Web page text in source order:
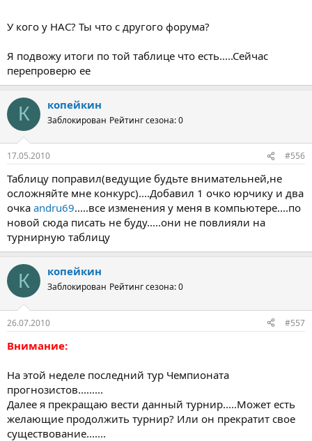
У кого у НАС? Ты что с другого форума?
Я подвожу итоги по той таблице что есть.....Сейчас
перепроверю ее
К копейкин
Заблокирован Рейтинг сезона: 0
17.05.2010 #556
Таблицу поправил(ведущие будьте внимательней,не
осложняйте мне конкурс)....Добавил 1 очко юрчику и два
очка andru69.....все изменения у меня в компьютере....по
новой сюда писать не буду.....они не повлияли на
турнирную таблицу
К копейкин
Заблокирован Рейтинг сезона: 0
26.07.2010 #557
Внимание:
На этой неделе последний тур Чемпионата
прогнозистов.........
Далее я прекращаю вести данный турнир.....Может есть
желающие продолжить турнир? Или он прекратит свое
существование.......